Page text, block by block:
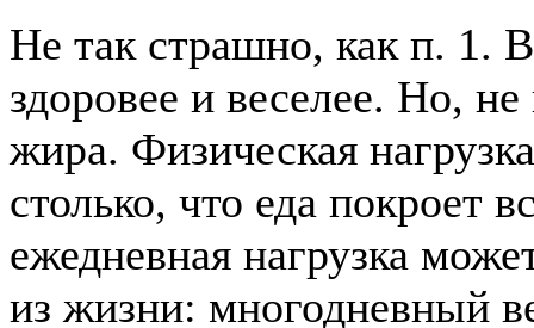
Не так страшно, как п. 1.
здоровее и веселее. Но,
жира. Физическая
столько, что еда покроет
ежедневная нагрузка
из жизни: многодневный